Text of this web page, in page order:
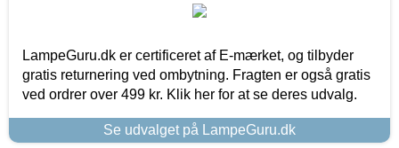
LampeGuru.dk er certificeret af E-mærket, og tilbyder
gratis returnering ved ombytning. Fragten er også gratis
ved ordrer over 499 kr. Klik her for at se deres udvalg.
Se udvalget på LampeGuru.dk